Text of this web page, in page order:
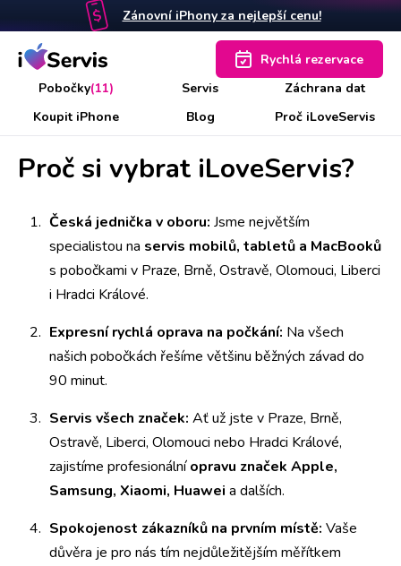
Zánovní iPhony za nejlepší cenu!
Pobočky(11) Servis
Záchrana dat
Koupit iPhone
Blog Proč iLoveServis
Rychlá rezervace
Proč si vybrat iLoveServis?
Česká jednička v oboru: Jsme největším
specialistou na servis mobilů, tabletů a MacBooků
s pobočkami v Praze, Brně, Ostravě, Olomouci, Liberci
i Hradci Králové.
Expresní rychlá oprava na počkání: Na všech
našich pobočkách řešíme většinu běžných závad do
90 minut.
Servis všech značek: Ať už jste v Praze, Brně,
Ostravě, Liberci, Olomouci nebo Hradci Králové,
zajistíme profesionálníopravu značek Apple,
Samsung, Xiaomi, Huawei a dalších.
Spokojenost zákazníků na prvním místě: Vaše
důvěra je pro nás tím nejdůležitějším měřítkem